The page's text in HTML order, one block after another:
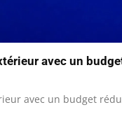
avec un
avec un budget